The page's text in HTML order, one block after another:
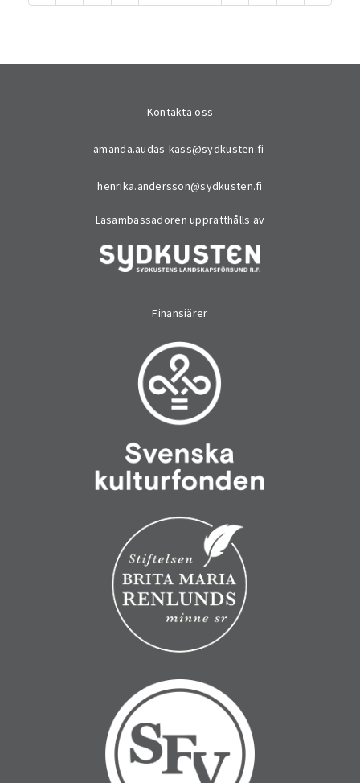
Kontakta oss
amanda.audas-kass@sydkusten.fi
henrika.andersson@sydkusten.fi
Läsambassadören upprätthålls av
Finansiärer